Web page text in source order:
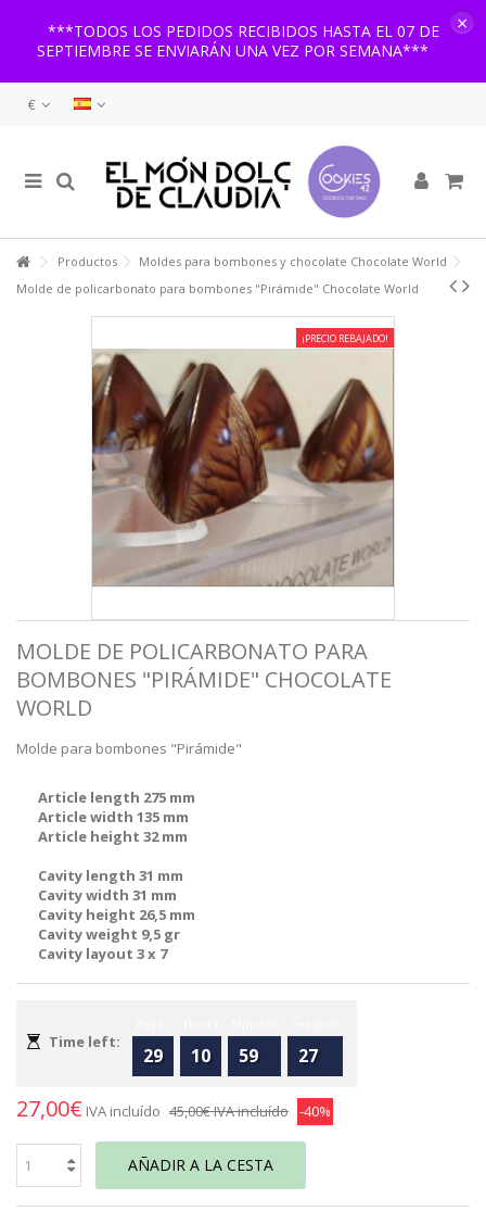
***TODOS LOS PEDIDOS RECIBIDOS HASTA EL 07 DE
SEPTIEMBRE SE ENVIARÁN UNA VEZ POR SEMANA***
×
€
Productos
Moldes para bombones y chocolate Chocolate World
Molde de policarbonato para bombones "Pirámide" Chocolate World
¡PRECIO REBAJADO!
MOLDE DE POLICARBONATO PARA
BOMBONES "PIRÁMIDE" CHOCOLATE
WORLD
Molde para bombones "Pirámide"
Article length 275 mm
Article width 135 mm
Article height 32 mm
Cavity length 31 mm
Cavity width 31 mm
Cavity height 26,5 mm
Cavity weight 9,5 gr
Cavity layout 3 x 7
Time left:
29 10 59 27
27,00€ IVA incluído 45,00€IVA incluído -40%
AÑADIR A LA CESTA